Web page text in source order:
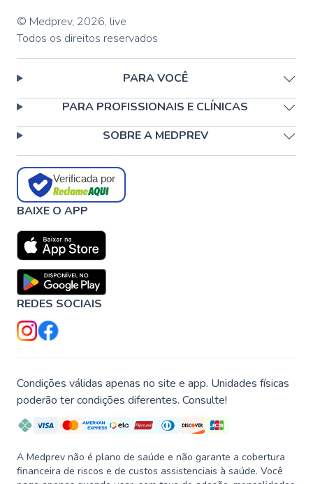
© Medprev, 2026, live
Todos os direitos reservados
PARA VOCÊ
PARA PROFISSIONAIS E CLÍNICAS
SOBRE A MEDPREV
Verificada por
BAIXE O APP
REDES SOCIAIS
Condições válidas apenas no site e app. Unidades físicas
poderão ter condições diferentes. Consulte!
A Medprev não é plano de saúde e não garante a cobertura
financeira de riscos e de custos assistenciais à saúde. Você